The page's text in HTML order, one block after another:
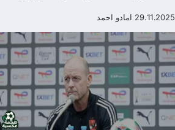
29.11.2025 امادو احمد